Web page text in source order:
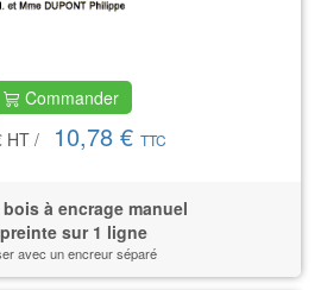
Commander
HT / 10,78 € TTC
à encrage manuel
sur 1 ligne
avec un encreur séparé